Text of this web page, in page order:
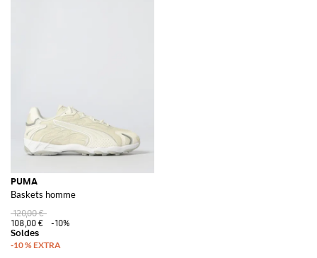
PUMA
Baskets homme
120,00 €
108,00 €
-10%